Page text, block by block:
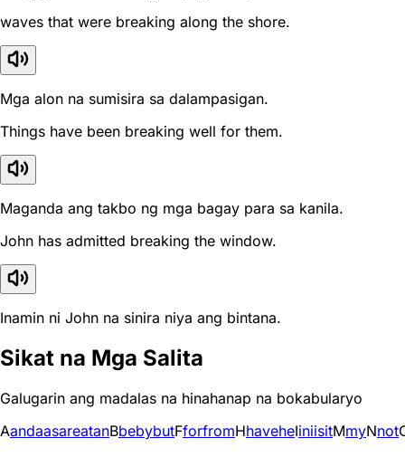
waves that were breaking along the shore.
Mga alon na sumisira sa dalampasigan.
Things have been breaking well for them.
Maganda ang takbo ng mga bagay para sa kanila.
John has admitted breaking the window.
Inamin ni John na sinira niya ang bintana.
Sikat na Mga Salita
Galugarin ang madalas na hinahanap na bokabularyo
AandaasareatanBbebybutFforfromHhaveheIiniisitMmyNnot